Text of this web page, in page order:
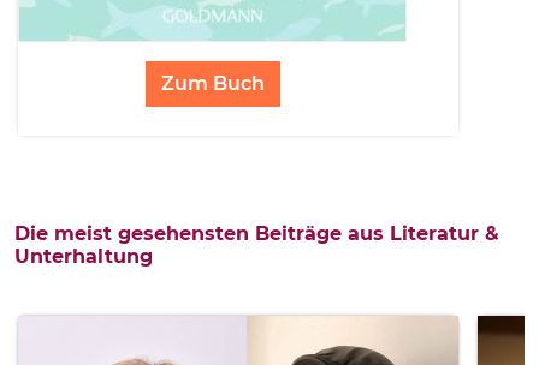
Zum Buch
Die meist gesehensten Beiträge aus Literatur &
Unterhaltung